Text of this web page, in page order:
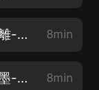
逆天馭獸師0004 父親消失【君離-帝江】 8min
逆天馭獸師0005 以血立誓【君墨-儒風丨君心-泠夢】 8min